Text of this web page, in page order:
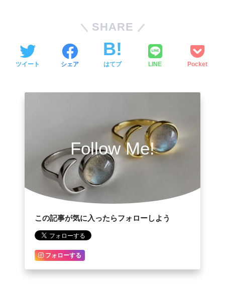
SHARE
ツイート シェア はてブ LINE Pocket
Follow Me!
この記事が気に入ったらフォローしよう
フォローする